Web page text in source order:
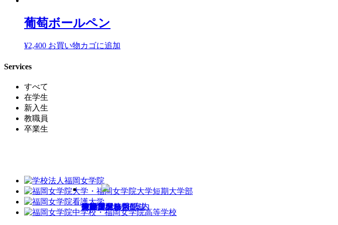
葡萄ボールペン
¥2,400 お買い物カゴに追加
Services
すべて
在学生
新入生
教職員
卒業生
施設貸出
チラシ・名刺作成
売店営業情報
グッズ
お部屋探し
自動車学校
保険
PC購入・Wi-Fi案内
レンタカー手配
スーツ
旅行手配
振袖・ドレス